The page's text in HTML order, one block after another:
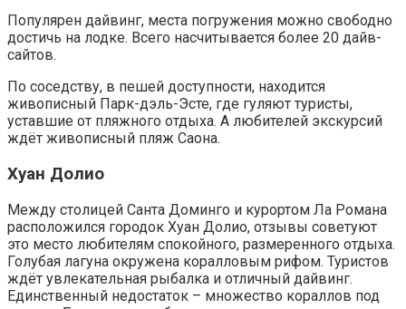
Популярен дайвинг, места погружения можно свободно
достичь на лодке. Всего насчитывается более 20 дайв-
сайтов.
По соседству, в пешей доступности, находится
живописный Парк-дэль-Эсте, где гуляют туристы,
уставшие от пляжного отдыха. А любителей экскурсий
ждёт живописный пляж Саона.
Хуан Долио
Между столицей Санта Доминго и курортом Ла Романа
расположился городок Хуан Долио, отзывы советуют
это место любителям спокойного, размеренного отдыха.
Голубая лагуна окружена коралловым рифом. Туристов
ждёт увлекательная рыбалка и отличный дайвинг.
Единственный недостаток – множество кораллов под